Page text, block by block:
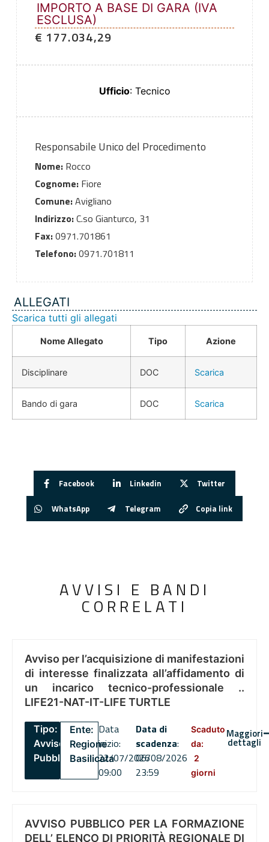
IMPORTO A BASE DI GARA (IVA
ESCLUSA)
€ 177.034,29
Ufficio: Tecnico
Responsabile Unico del Procedimento
Nome:Rocco
Cognome:Fiore
Comune:Avigliano
Indirizzo:C.so Gianturco, 31
Fax:0971.701861
Telefono:0971.701811
ALLEGATI
Scarica tutti gli allegati
Nome Allegato Tipo Azione
Disciplinare DOC Scarica
Bando di gara DOC Scarica
Facebook Linkedin Twitter
WhatsApp Telegram Copia link
AVVISI E BANDI
CORRELATI
Avviso per l’acquisizione di manifestazioni
di interesse finalizzata all’affidamento di
un incarico tecnico-professionale ..
LIFE21-NAT-IT-LIFE TURTLE
Tipo:
Avviso
Pubblico
Ente:
Regione
Basilicata
Data
inizio:
22/07/2026
09:00
Data di
scadenza:
06/08/2026
23:59
Scaduto
da:
2
giorni
Maggiori
dettagli
AVVISO PUBBLICO PER LA FORMAZIONE
DELL’ ELENCO DI PRIORITÀ REGIONALE DI